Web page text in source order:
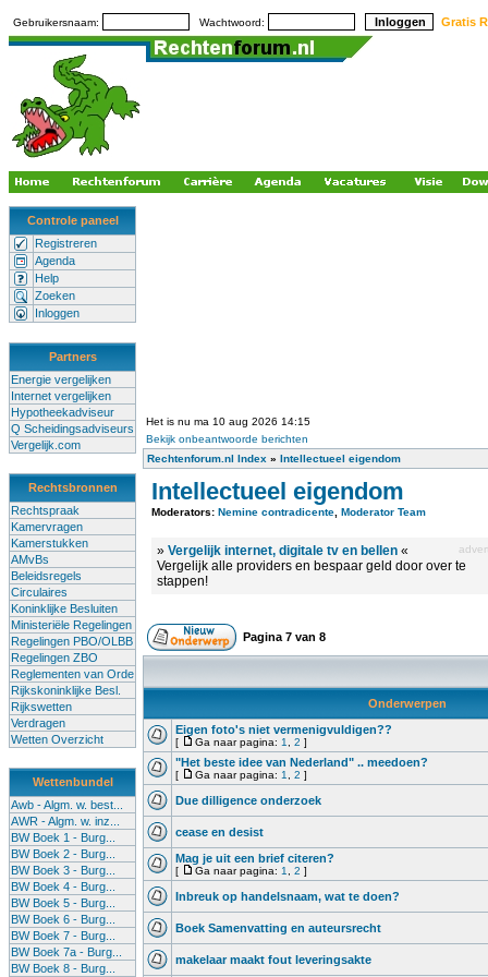
Gebruikersnaam: Wachtwoord: Gratis
Controle paneel
Registreren
Agenda
Help
Zoeken
Inloggen
Partners
Energie vergelijken
Internet vergelijken
Hypotheekadviseur
Q Scheidingsadviseurs
Vergelijk.com
Rechtsbronnen
Rechtspraak
Kamervragen
Kamerstukken
AMvBs
Beleidsregels
Circulaires
Koninklijke Besluiten
Ministeriële Regelingen
Regelingen PBO/OLBB
Regelingen ZBO
Reglementen van Orde
Rijkskoninklijke Besl.
Rijkswetten
Verdragen
Wetten Overzicht
Wettenbundel
Awb - Algm. w. best...
AWR - Algm. w. inz...
BW Boek 1 - Burg...
BW Boek 2 - Burg...
BW Boek 3 - Burg...
BW Boek 4 - Burg...
BW Boek 5 - Burg...
BW Boek 6 - Burg...
BW Boek 7 - Burg...
BW Boek 7a - Burg...
BW Boek 8 - Burg...
Het is nu ma 10 aug 2026 14:15
Bekijk onbeantwoorde berichten
Rechtenforum.nl Index » Intellectueel eigendom
Intellectueel eigendom
Moderators: Nemine contradicente Moderator Team
» Vergelijk internet, digitale tv en bellen «
Vergelijk alle providers en bespaar geld door over te
stappen!
Pagina 7 van 8
Onderwerpen
Eigen foto's niet vermenigvuldigen??
[ Ga naar pagina: 1 2 ]
"Het beste idee van Nederland" .. meedoen?
[ Ga naar pagina: 1 2 ]
Due dilligence onderzoek
cease en desist
Mag je uit een brief citeren?
[ Ga naar pagina: 1 2 ]
Inbreuk op handelsnaam, wat te doen?
Boek Samenvatting en auteursrecht
makelaar maakt fout leveringsakte